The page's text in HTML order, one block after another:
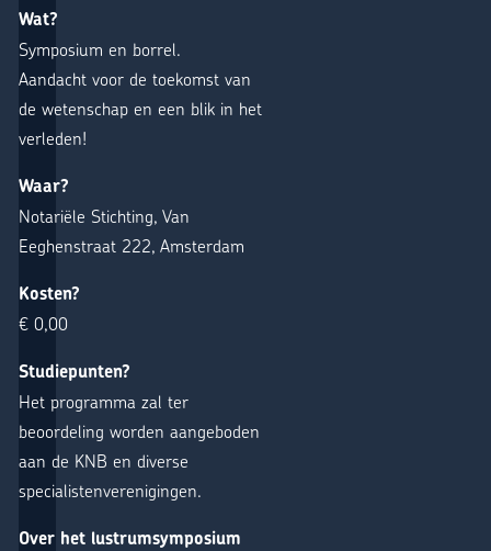
Wat?
Symposium en borrel.
Aandacht voor de toekomst van
de wetenschap en een blik in het
verleden!
Waar?
Notariële Stichting, Van
Eeghenstraat 222, Amsterdam
Kosten?
€ 0,00
Studiepunten?
Het programma zal ter
beoordeling worden aangeboden
aan de KNB en diverse
specialistenverenigingen.
Over het lustrumsymposium